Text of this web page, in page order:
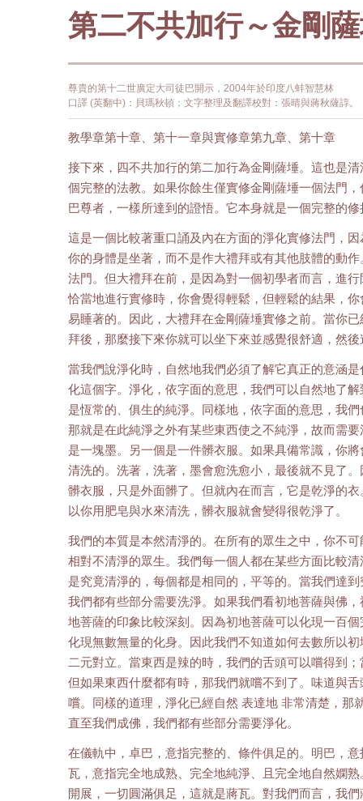
第二不共加行～金剛
尊貴的第十二世廣定大司徒巴開示，2004年於印度八蚌智慧林
口譯 (英翻中)：貝瑪秋頓；文字整理及翻譯校對：張晴與蔣秋薩諄。
教學章第十章、第十一章與實修章第九章、第十章
接下來，四不共加行的第二加行為金剛薩埵。這也是
個完整的法教。如果你餘生僅實修金剛薩埵一個法門
巴尊者，一樣所達到的證悟。它本身就是一個完整的修
這是一個比較著重口誦及內在方面的淨化實修法門，
你的身體是坐著，而不是作大禮拜或有其他肢體的動
法門。但大禮拜在前，是因為對一個初學者而言，進
恰當地進行實修時，你會覺得輕鬆，但輕鬆的結果，
易睡著的。因此，大禮拜在金剛薩埵實修之前。當你
拜後，那麼接下來你就可以坐下來並感覺很舒適，然
當我們說淨化時，自然地我們必須了解它真正的意涵
化這個字。淨化，依字面的意思，我們可以自然地了
是恆常的、俱生的純淨。同樣地，依字面的意思，我
那就是在此純淨之外有某些東西使之不純淨，故而需
是一塊墨。另一個是一件髒衣服。如果具備常識，你
清洗的。洗著，洗著，墨會愈洗愈小，最後就不見了
髒衣服，只是外面髒了。但就內在而言，它是乾淨的
以你用肥皂與水來清洗，髒衣服就會變得很乾淨了。
我們的本質是本然清淨的。在所有的眾生之中，你不
相對不清淨的眾生。我們每一個人都在某些方面比較
是究竟清淨的，每個都是相同的，平等的。當我們達
我們都有些部分需要洗淨。如果我們看初地菩薩與佛
地菩薩的印象比較深刻。因為初地菩薩可以化現一百
化現無數無量的化身。因此我們不知道如何去數所以
二元對立。當東西是辣的時，我們的舌頭可以嚐得到
但如果東西什麼都有時，那我們就嚐不到了。味道與
嚐。同樣的道理，淨化已經自然 表達地 非常清楚，那
直至我們成佛，我們都有些部分需要淨化。
在儀軌中，卓巴，意指完整的、條件俱足的。明巴，
瓦，意指完全地成熟、完全地純淨、且完全地自然嫻
開展，一切圓滿俱足，這就是蔣瓦。對我們而言，我